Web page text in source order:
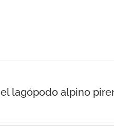
lagópodo alpino